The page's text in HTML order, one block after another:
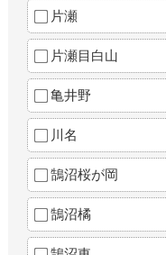
片瀬
片瀬目白山
亀井野
川名
鵠沼桜が岡
鵠沼橘